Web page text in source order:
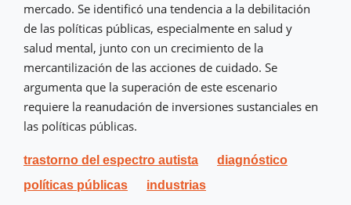
mercado. Se identificó una tendencia a la debilitación
de las políticas públicas, especialmente en salud y
salud mental, junto con un crecimiento de la
mercantilización de las acciones de cuidado. Se
argumenta que la superación de este escenario
requiere la reanudación de inversiones sustanciales en
las políticas públicas.
trastorno del espectro autista
diagnóstico
políticas públicas
industrias